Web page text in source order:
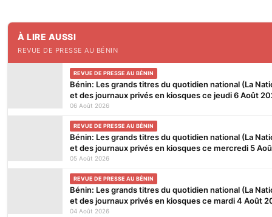
À LIRE AUSSI
REVUE DE PRESSE AU BÉNIN
REVUE DE PRESSE AU BÉNIN
Bénin: Les grands titres du quotidien national (La
et des journaux privés en kiosques ce jeudi 6 Août
06 Août 2026
REVUE DE PRESSE AU BÉNIN
Bénin: Les grands titres du quotidien national (La
et des journaux privés en kiosques ce mercredi 5
2026
05 Août 2026
REVUE DE PRESSE AU BÉNIN
Bénin: Les grands titres du quotidien national (La
et des journaux privés en kiosques ce mardi 4 Août
04 Août 2026